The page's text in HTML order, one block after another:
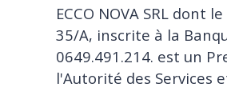
ECCO NOVA SRL dont
35/A, inscrite à la
0649.491.214. est un
l'Autorité des Services